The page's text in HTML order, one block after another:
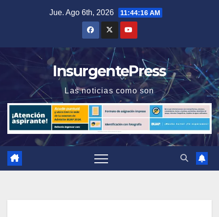
Jue. Ago 6th, 2026 11:44:16 AM
InsurgentePress
Las noticias como son